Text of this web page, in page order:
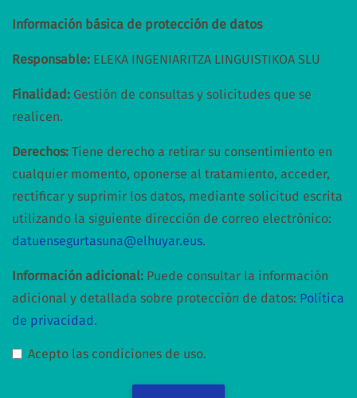
Información básica de protección de datos
Responsable: ELEKA INGENIARITZA LINGUISTIKOA SLU
Finalidad: Gestión de consultas y solicitudes que se
realicen.
Derechos: Tiene derecho a retirar su consentimiento en
cualquier momento, oponerse al tratamiento, acceder,
rectificar y suprimir los datos, mediante solicitud escrita
utilizando la siguiente dirección de correo electrónico:
datuensegurtasuna@elhuyar.eus.
Información adicional: Puede consultar la información
adicional y detallada sobre protección de datos: Política
de privacidad.
Acepto las condiciones de uso.